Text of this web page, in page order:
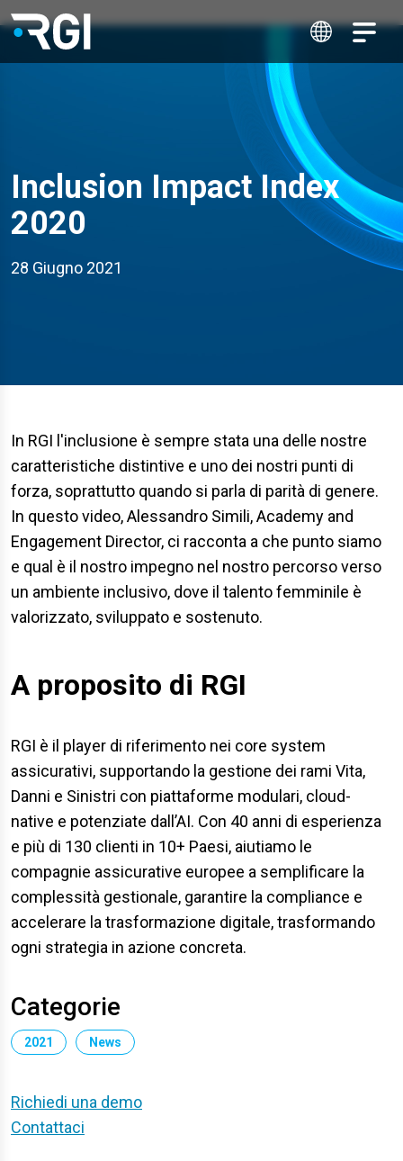
Inclusion Impact Index
2020
28 Giugno 2021
In RGI l'inclusione è sempre stata una delle nostre
caratteristiche distintive e uno dei nostri punti di
forza, soprattutto quando si parla di parità di genere.
In questo video, Alessandro Simili, Academy and
Engagement Director, ci racconta a che punto siamo
e qual è il nostro impegno nel nostro percorso verso
un ambiente inclusivo, dove il talento femminile è
valorizzato, sviluppato e sostenuto.
A proposito di RGI
RGI è il player di riferimento nei core system
assicurativi, supportando la gestione dei rami Vita,
Danni e Sinistri con piattaforme modulari, cloud-
native e potenziate dall’AI. Con 40 anni di esperienza
e più di 130 clienti in 10+ Paesi, aiutiamo le
compagnie assicurative europee a semplificare la
complessità gestionale, garantire la compliance e
accelerare la trasformazione digitale, trasformando
ogni strategia in azione concreta.
Categorie
2021 News
Richiedi una demo
Contattaci